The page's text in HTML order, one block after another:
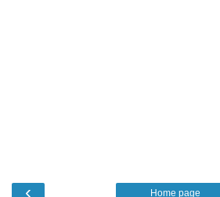
‹ Home page